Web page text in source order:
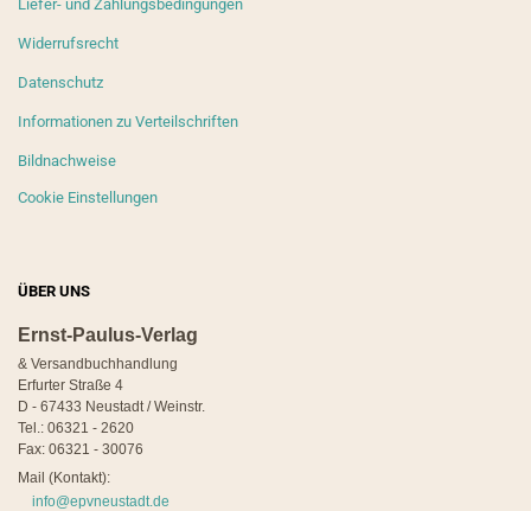
Liefer- und Zahlungsbedingungen
Widerrufsrecht
Datenschutz
Informationen zu Verteilschriften
Bildnachweise
Cookie Einstellungen
ÜBER UNS
Ernst-Paulus-Verlag
& Versandbuchhandlung
Erfurter Straße 4
D - 67433 Neustadt / Weinstr.
Tel.: 06321 - 2620
Fax: 06321 - 30076
Mail (Kontakt):
info@epvneustadt.de